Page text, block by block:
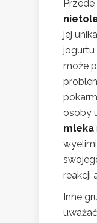
jej
jogurtu
może
osoby
mleka
reakcji
Inne